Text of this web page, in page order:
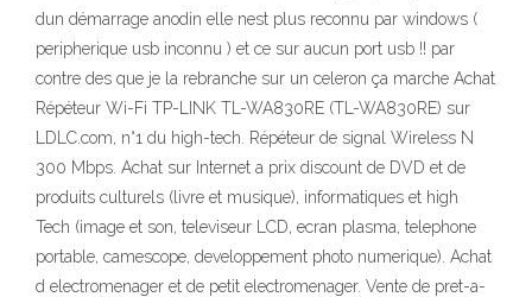
dun démarrage anodin elle nest plus reconnu par windows (
peripherique usb inconnu ) et ce sur aucun port usb !! par
contre des que je la rebranche sur un celeron ça marche Achat
Répéteur Wi-Fi TP-LINK TL-WA830RE (TL-WA830RE) sur
LDLC.com, n°1 du high-tech. Répéteur de signal Wireless N
300 Mbps. Achat sur Internet a prix discount de DVD et de
produits culturels (livre et musique), informatiques et high
Tech (image et son, televiseur LCD, ecran plasma, telephone
portable, camescope, developpement photo numerique). Achat
d electromenager et de petit electromenager. Vente de pret-a-